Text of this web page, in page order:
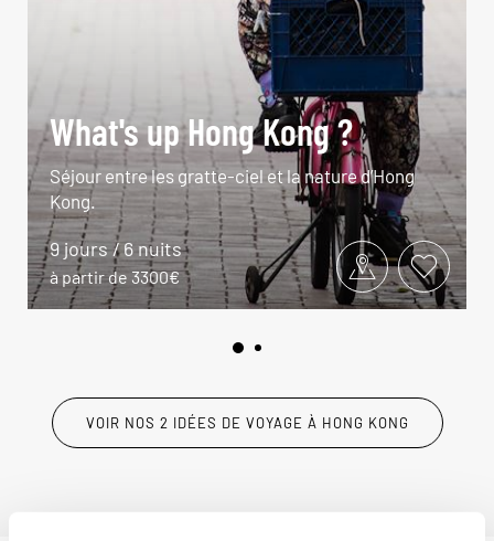
What's up Hong Kong ?
Séjour entre les gratte-ciel et la nature d’Hong
Kong.
9 jours / 6 nuits
à partir de 3300€
VOIR NOS 2 IDÉES DE VOYAGE À HONG KONG